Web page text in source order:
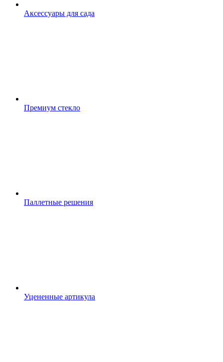
Аксессуары для сада
Премиум стекло
Паллетные решения
Уцененные артикула